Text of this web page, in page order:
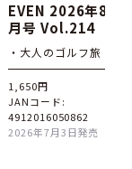
EVEN 2026年8
月号 Vol.214
・大人のゴルフ旅
1,650円
JANコード:
4912016050862
2026年7月3日発売